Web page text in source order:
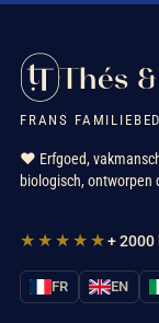
Thés
FRANS
❤️ Erfgoed,
biologisch, ontworpen
★★★★★+
FR EN